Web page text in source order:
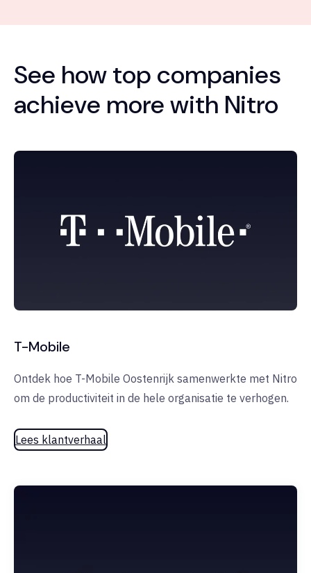
See how top companies
achieve more with Nitro
T-Mobile
Ontdek hoe T-Mobile Oostenrijk samenwerkte met Nitro
om de productiviteit in de hele organisatie te verhogen.
Lees klantverhaal